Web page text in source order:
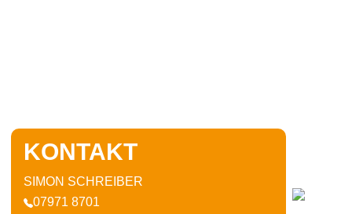
KONTAKT
SIMON SCHREIBER
07971 8701